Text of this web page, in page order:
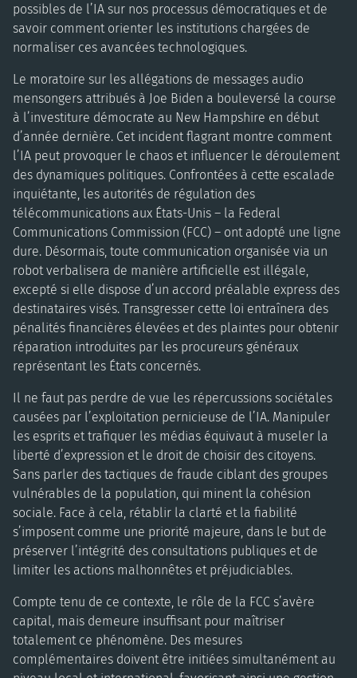
possibles de l’IA sur nos processus démocratiques et de
savoir comment orienter les institutions chargées de
normaliser ces avancées technologiques.
Le moratoire sur les allégations de messages audio
mensongers attribués à Joe Biden a bouleversé la course
à l’investiture démocrate au New Hampshire en début
d’année dernière. Cet incident flagrant montre comment
l’IA peut provoquer le chaos et influencer le déroulement
des dynamiques politiques. Confrontées à cette escalade
inquiétante, les autorités de régulation des
télécommunications aux États-Unis – la Federal
Communications Commission (FCC) – ont adopté une ligne
dure. Désormais, toute communication organisée via un
robot verbalisera de manière artificielle est illégale,
excepté si elle dispose d’un accord préalable express des
destinataires visés. Transgresser cette loi entraînera des
pénalités financières élevées et des plaintes pour obtenir
réparation introduites par les procureurs généraux
représentant les États concernés.
Il ne faut pas perdre de vue les répercussions sociétales
causées par l’exploitation pernicieuse de l’IA. Manipuler
les esprits et trafiquer les médias équivaut à museler la
liberté d’expression et le droit de choisir des citoyens.
Sans parler des tactiques de fraude ciblant des groupes
vulnérables de la population, qui minent la cohésion
sociale. Face à cela, rétablir la clarté et la fiabilité
s’imposent comme une priorité majeure, dans le but de
préserver l’intégrité des consultations publiques et de
limiter les actions malhonnêtes et préjudiciables.
Compte tenu de ce contexte, le rôle de la FCC s’avère
capital, mais demeure insuffisant pour maîtriser
totalement ce phénomène. Des mesures
complémentaires doivent être initiées simultanément au